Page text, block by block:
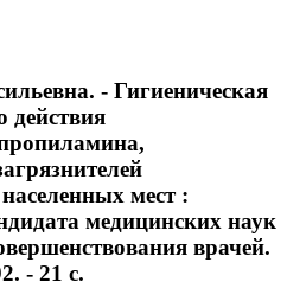
- Гигиеническая
действия
мест :
медицинских наук
врачей.
- 21 с.